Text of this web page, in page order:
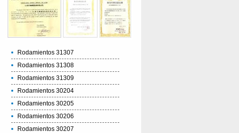
Rodamientos 31307
Rodamientos 31308
Rodamientos 31309
Rodamientos 30204
Rodamientos 30205
Rodamientos 30206
Rodamientos 30207